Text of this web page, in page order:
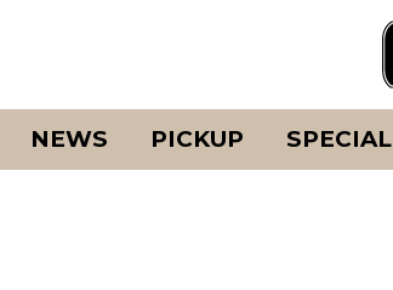
NEWS PICKUP SPECIAL